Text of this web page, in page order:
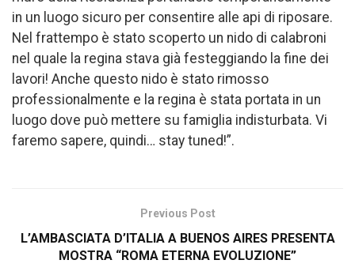
in un luogo sicuro per consentire alle api di riposare.
Nel frattempo è stato scoperto un nido di calabroni
nel quale la regina stava già festeggiando la fine dei
lavori! Anche questo nido è stato rimosso
professionalmente e la regina è stata portata in un
luogo dove può mettere su famiglia indisturbata. Vi
faremo sapere, quindi… stay tuned!”.
Previous Post
L’AMBASCIATA D’ITALIA A BUENOS AIRES PRESENTA
MOSTRA “ROMA ETERNA EVOLUZIONE”